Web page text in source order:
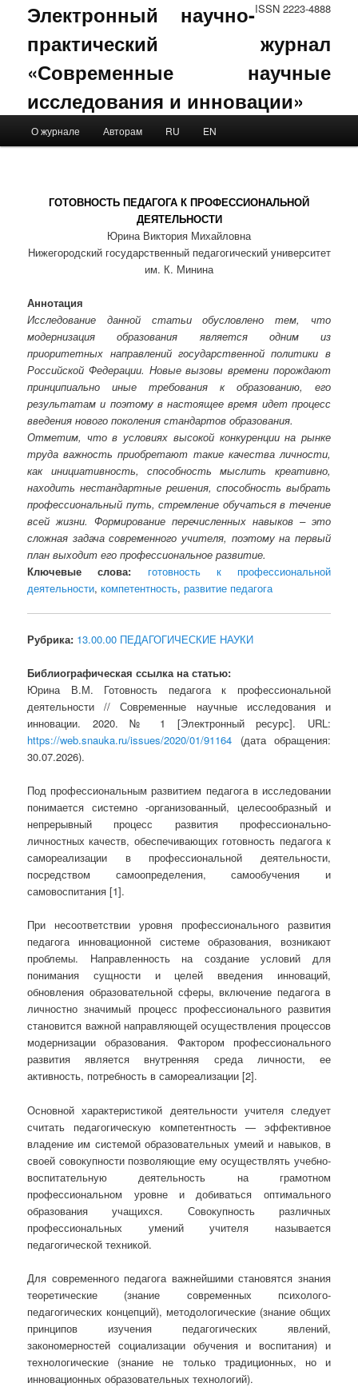
ISSN 2223-4888
Электронный научно-
практический журнал
«Современные научные
исследования и инновации»
Skip to primary content
Skip to secondary content
О журнале Авторам RU EN
ГОТОВНОСТЬ ПЕДАГОГА К ПРОФЕССИОНАЛЬНОЙ
ДЕЯТЕЛЬНОСТИ
Юрина Виктория Михайловна
Нижегородский государственный педагогический университет
им. К. Минина
Аннотация
Исследование данной статьи обусловлено тем, что
модернизация образования является одним из
приоритетных направлений государственной политики в
Российской Федерации. Новые вызовы времени порождают
принципиально иные требования к образованию, его
результатам и поэтому в настоящее время идет процесс
введения нового поколения стандартов образования.
Отметим, что в условиях высокой конкуренции на рынке
труда важность приобретают такие качества личности,
как инициативность, способность мыслить креативно,
находить нестандартные решения, способность выбрать
профессиональный путь, стремление обучаться в течение
всей жизни. Формирование перечисленных навыков – это
сложная задача современного учителя, поэтому на первый
план выходит его профессиональное развитие.
Ключевые слова:
готовность к профессиональной
деятельности,компетентность,развитие педагога
Рубрика: 13.00.00 ПЕДАГОГИЧЕСКИЕ НАУКИ
Библиографическая ссылка на статью:
Юрина В.М. Готовность педагога к профессиональной
деятельности // Современные научные исследования и
инновации. 2020. № 1 [Электронный ресурс]. URL:
https://web.snauka.ru/issues/2020/01/91164 (дата обращения:
30.07.2026).
Под профессиональным развитием педагога в исследовании
понимается системно -организованный, целесообразный и
непрерывный процесс развития профессионально-
личностных качеств, обеспечивающих готовность педагога к
самореализации в профессиональной деятельности,
посредством самоопределения, самообучения и
самовоспитания [1].
При несоответствии уровня профессионального развития
педагога инновационной системе образования, возникают
проблемы. Направленность на создание условий для
понимания сущности и целей введения инноваций,
обновления образовательной сферы, включение педагога в
личностно значимый процесс профессионального развития
становится важной направляющей осуществления процессов
модернизации образования. Фактором профессионального
развития является внутренняя среда личности, ее
активность, потребность в самореализации [2].
Основной характеристикой деятельности учителя следует
считать педагогическую компетентность — эффективное
владение им системой образовательных умеий и навыков, в
своей совокупности позволяющие ему осуществлять учебно-
воспитательную деятельность на грамотном
профессиональном уровне и добиваться оптимального
образования учащихся. Совокупность различных
профессиональных умений учителя называется
педагогической техникой.
Для современного педагога важнейшими становятся знания
теоретические (знание современных психолого-
педагогических концепций), методологические (знание общих
принципов изучения педагогических явлений,
закономерностей социализации обучения и воспитания) и
технологические (знание не только традиционных, но и
инновационных образовательных технологий).